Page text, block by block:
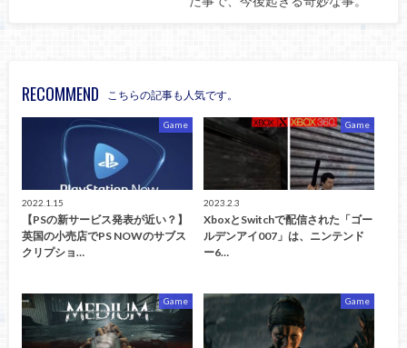
RECOMMEND こちらの記事も人気です。
Game
2022.1.15
【PSの新サービス発表が近い？】
英国の小売店でPS NOWのサブス
クリプショ…
Game
2023.2.3
XboxとSwitchで配信された「ゴー
ルデンアイ007」は、ニンテンド
ー6…
Game Game